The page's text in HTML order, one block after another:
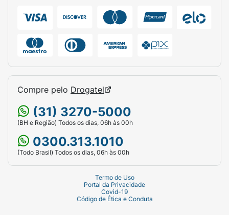
Compre pelo Drogatel
(31) 3270-5000
(BH e Região) Todos os dias, 06h às 00h
0300.313.1010
(Todo Brasil) Todos os dias, 06h às 00h
Termo de Uso
Portal da Privacidade
Covid-19
Código de Ética e Conduta